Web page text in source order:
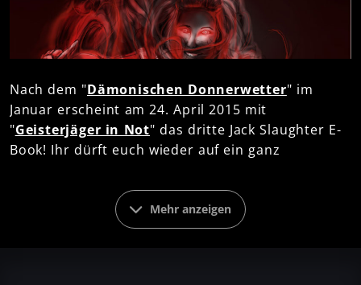
Nach dem "Dämonischen Donnerwetter" im
Januar erscheint am 24. April 2015 mit
"Geisterjäger in Not" das dritte Jack Slaughter E-
Book! Ihr dürft euch wieder auf ein ganz
freuen! Das E-Book ist bereitsvorbestellbar
Infos im Überblick zum neuen E-Book bekommt ihr
Mehr anzeigen